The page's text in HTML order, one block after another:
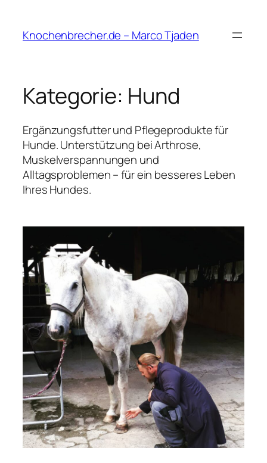
springen
Knochenbrecher.de – Marco Tjaden
Kategorie: Hund
Ergänzungsfutter und Pflegeprodukte für
Hunde. Unterstützung bei Arthrose,
Muskelverspannungen und
Alltagsproblemen – für ein besseres Leben
Ihres Hundes.